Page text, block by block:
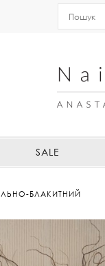
SALE
БЛАКИТНИЙ